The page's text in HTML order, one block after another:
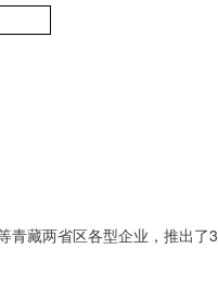
藏两省区各型企业，推出了